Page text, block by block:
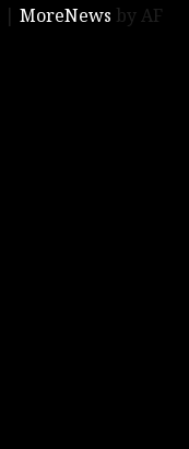
| MoreNews by AF